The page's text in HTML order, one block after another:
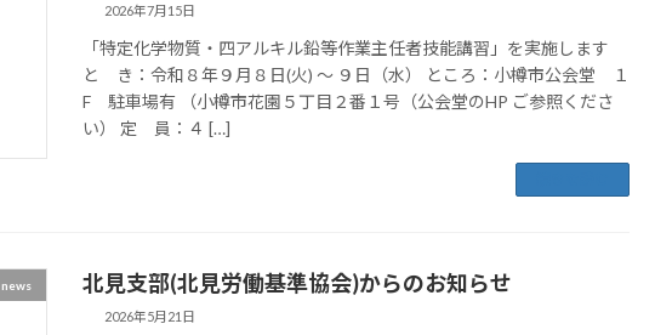
2026年7月15日
「特定化学物質・四アルキル鉛等作業主任者技能講習」を実施します
と き：令和８年９月８日(火) ～ ９日（水） ところ：小樽市公会堂 １
F 駐車場有 （小樽市花園５丁目２番１号（公会堂のHP ご参照くださ
い） 定 員：４ […]
news 北見支部(北見労働基準協会)からのお知らせ
2026年5月21日